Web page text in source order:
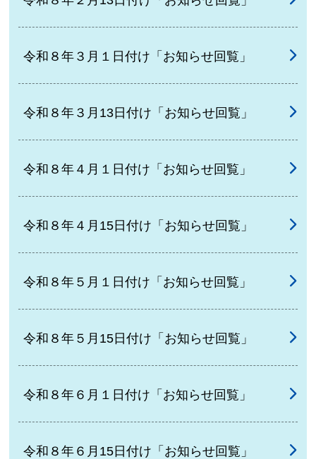
令和８年３月１日付け「お知らせ回覧」
令和８年３月13日付け「お知らせ回覧」
令和８年４月１日付け「お知らせ回覧」
令和８年４月15日付け「お知らせ回覧」
令和８年５月１日付け「お知らせ回覧」
令和８年５月15日付け「お知らせ回覧」
令和８年６月１日付け「お知らせ回覧」
令和８年６月15日付け「お知らせ回覧」